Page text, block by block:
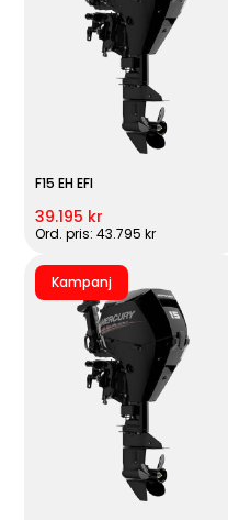
F15 EH EFI
39.195 kr
Ord. pris: 43.795 kr
Kampanj